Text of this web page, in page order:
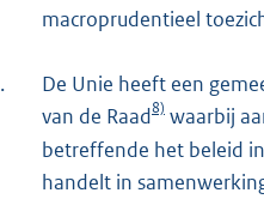
macroprudentieel
De Unie heeft een
van de Raad8) waarbij
betreffende het beleid
handelt in